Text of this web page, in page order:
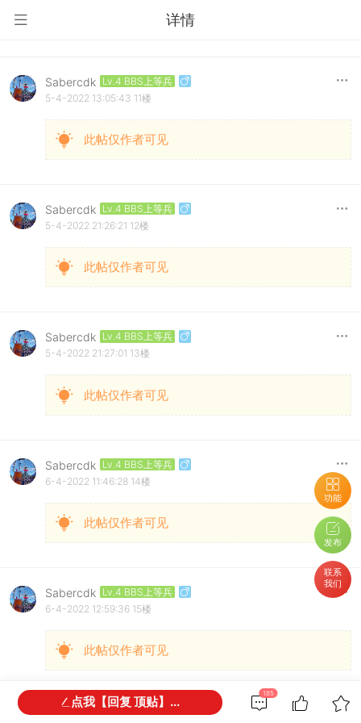
详情
功能
发布
联系
我们
Sabercdk Lv.4 BBS上等兵
5-4-2022 13:05:43 11楼
此帖仅作者可见
Sabercdk Lv.4 BBS上等兵
5-4-2022 21:26:21 12楼
此帖仅作者可见
Sabercdk Lv.4 BBS上等兵
5-4-2022 21:27:01 13楼
此帖仅作者可见
Sabercdk Lv.4 BBS上等兵
6-4-2022 11:46:28 14楼
此帖仅作者可见
Sabercdk Lv.4 BBS上等兵
6-4-2022 12:59:36 15楼
此帖仅作者可见
185
点我【回复 顶贴】...